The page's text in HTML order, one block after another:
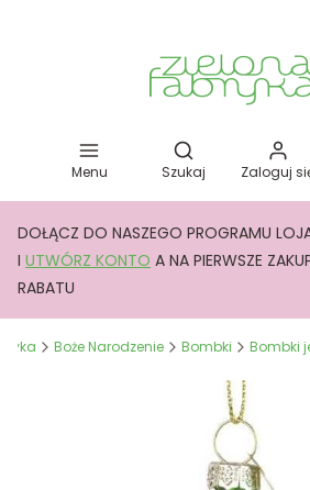
Menu
Otwórz
Szukaj Zaloguj
DOŁĄCZ DO NASZEGO PROGRAMU
I UTWÓRZ KONTO A NA PIERWSZE
RABATU
Boże Narodzenie Bombki Bombki